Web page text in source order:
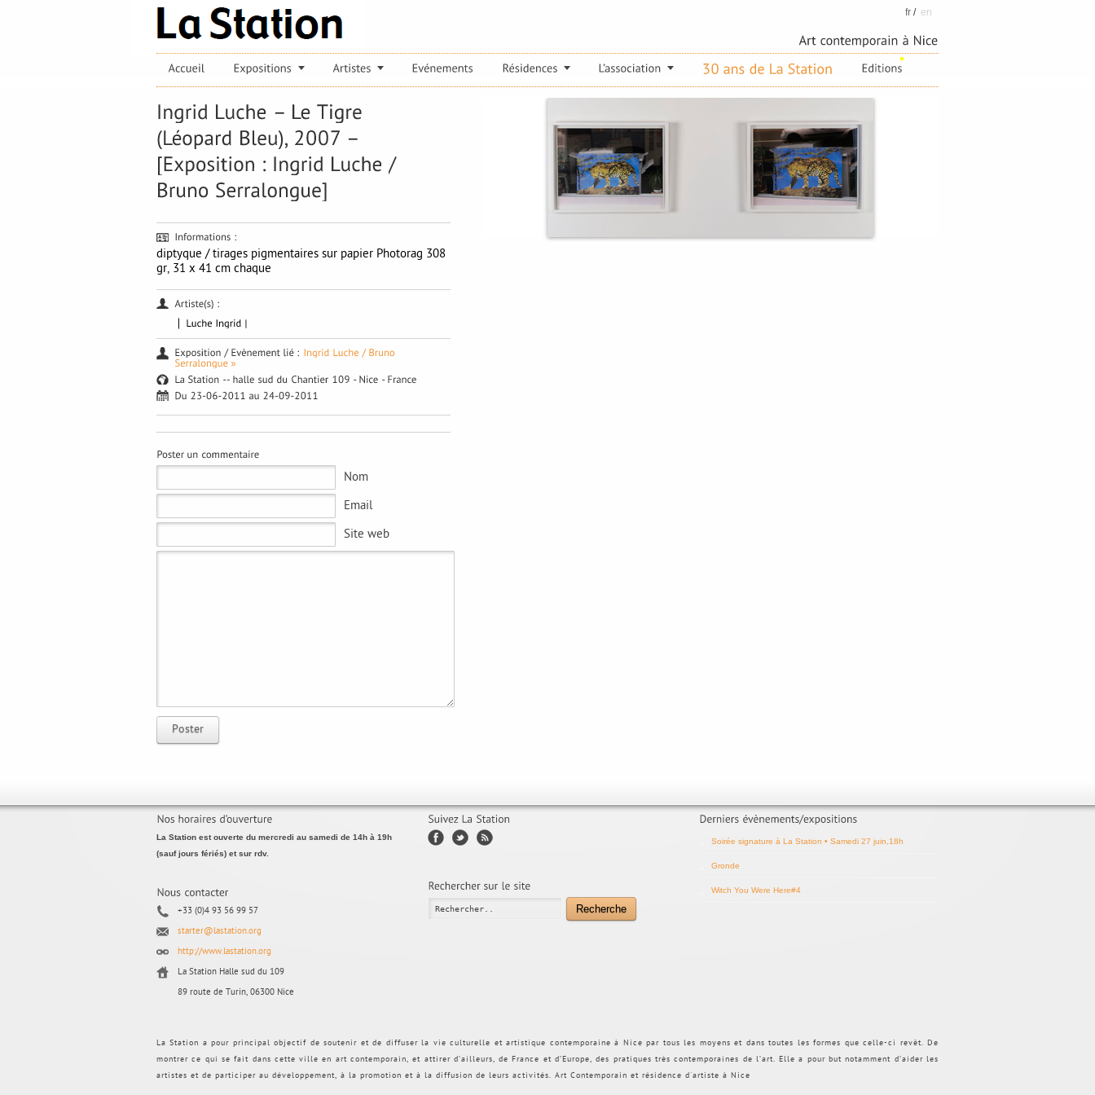
fr / en
diptyque / tirages pigmentaires sur papier Photorag 308
gr, 31 x 41 cm chaque
Nom
Email
Site web
Poster
La Station est ouverte du mercredi au samedi de 14h à 19h
(sauf jours fériés) et sur rdv.
+33 (0)4 93 56 99 57
starter@lastation.org
http://www.lastation.org
La Station Halle sud du 109
89 route de Turin, 06300 Nice
Recherche
Soirée signature à La Station • Samedi 27 juin,18h
Gronde
Witch You Were Here#4
La Station a pour principal objectif de soutenir et de diffuser la vie culturelle et artistique contemporaine à Nice par tous les moyens et dans toutes les formes que celle-ci revêt. De
montrer ce qui se fait dans cette ville en art contemporain, et attirer d’ailleurs, de France et d’Europe, des pratiques très contemporaines de l’art. Elle a pour but notamment d’aider les
artistes et de participer au développement, à la promotion et à la diffusion de leurs activités. Art Contemporain et résidence d'artiste à Nice